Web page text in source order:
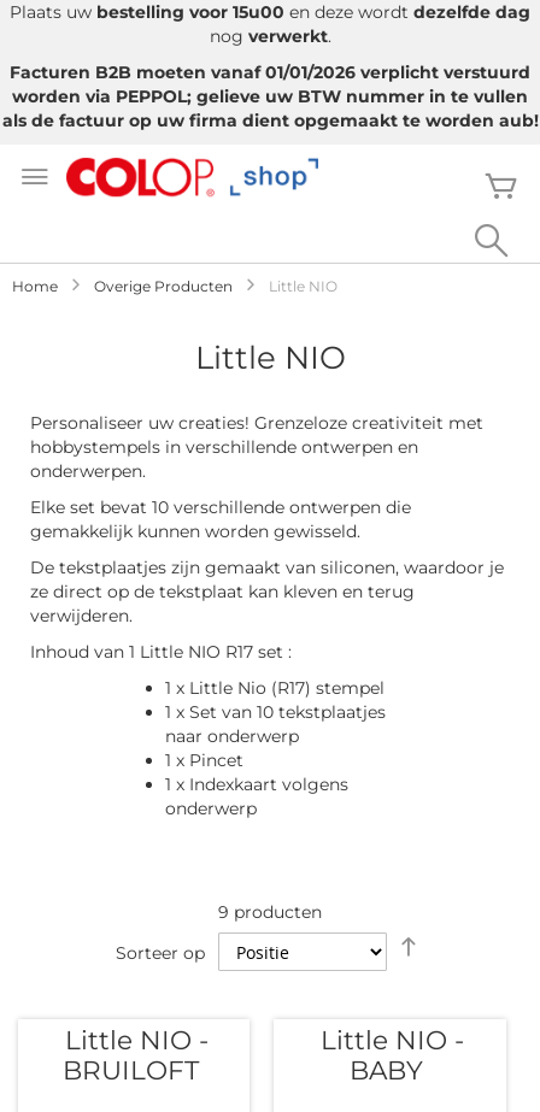
Plaats uw bestelling voor 15u00 en deze wordt dezelfde dag
nog verwerkt.
Facturen B2B moeten vanaf 01/01/2026 verplicht verstuurd
worden via PEPPOL; gelieve uw BTW nummer in te vullen
als de factuur op uw firma dient opgemaakt te worden aub!
naar
Home Overige Producten Little NIO
Little NIO
Personaliseer uw creaties! Grenzeloze creativiteit met
hobbystempels in verschillende ontwerpen en
onderwerpen.
Elke set bevat 10 verschillende ontwerpen die
gemakkelijk kunnen worden gewisseld.
De tekstplaatjes zijn gemaakt van siliconen, waardoor je
ze direct op de tekstplaat kan kleven en terug
verwijderen.
Inhoud van 1 Little NIO R17 set :
1 x Little Nio (R17) stempel
1 x Set van 10 tekstplaatjes
naar onderwerp
1 x Pincet
1 x Indexkaart volgens
onderwerp
9 producten
Sorteer op
sorteren
Little NIO -
BRUILOFT
Little NIO -
BABY